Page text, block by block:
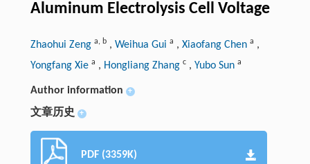
Aluminum Electrolysis Cell Voltage
Zhaohui Zeng a, b, Weihua Gui a , Xiaofang Chen a ,
Yongfang Xie a , Hongliang Zhang c, Yubo Sun a
Author information +
文章历史 +
PDF (3359K)